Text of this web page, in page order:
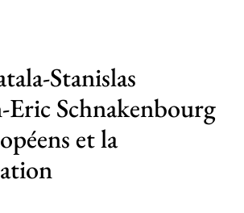
ateliers nationaux
et motions
d’information de l’APHG
dans la presse
Stanislas
Eric Schnakenbourg
et la